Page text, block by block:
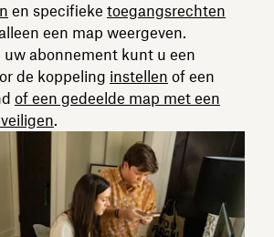
en specifieke toegangsrechten
een map weergeven.
abonnement kunt u een
de koppeling instellen of een
of een gedeelde map met een
.